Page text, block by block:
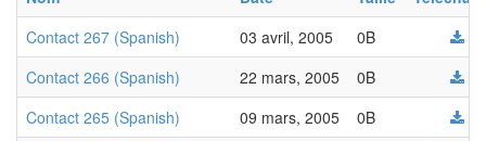
Contact 267 (Spanish)
03 avril, 2005
0B
Contact 266 (Spanish)
22 mars, 2005
0B
Contact 265 (Spanish)
09 mars, 2005
0B